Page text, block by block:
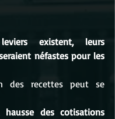
existent, leurs
néfastes pour les
des recettes peut se
hausse des cotisations